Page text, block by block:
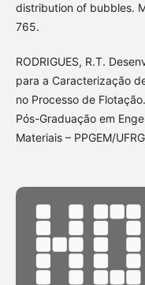
distribution of bubbles.
765.
RODRIGUES, R.T.
para a Caracterização
no Processo de
Pós-Graduação em
Materiais – PPGEM/